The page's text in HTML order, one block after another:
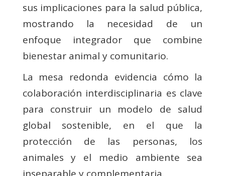
sus implicaciones para la salud pública,
mostrando la necesidad de un
enfoque integrador que combine
bienestar animal y comunitario.
La mesa redonda evidencia cómo la
colaboración interdisciplinaria es clave
para construir un modelo de salud
global sostenible, en el que la
protección de las personas, los
animales y el medio ambiente sea